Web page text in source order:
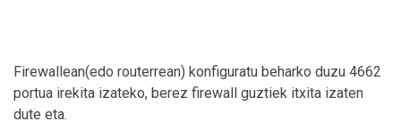
Firewallean(edo routerrean) konfiguratu beharko duzu 4662
portua irekita izateko, berez firewall guztiek itxita izaten
dute eta.